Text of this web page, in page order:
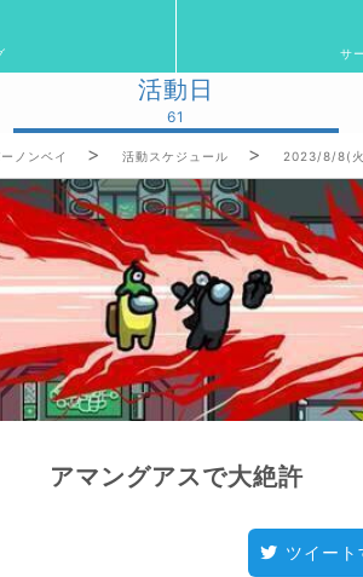
サ
活動日
61
ノンベイ 活動スケジュール 2023/8/8(
アマングアスで大絶許
ツイート